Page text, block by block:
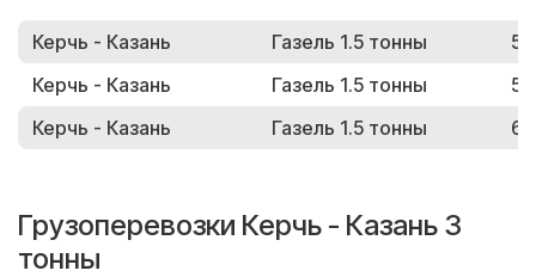
Керчь - Казань Газель 1.5 тонны
Керчь - Казань
Газель 1.5 тонны
Керчь - Казань
Газель 1.5 тонны
Грузоперевозки Керчь - Казань 3
тонны